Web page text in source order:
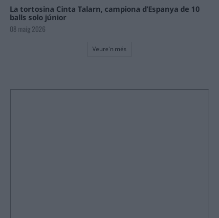
La tortosina Cinta Talarn, campiona d’Espanya de 10
balls solo júnior
08 maig 2026
Veure'n més